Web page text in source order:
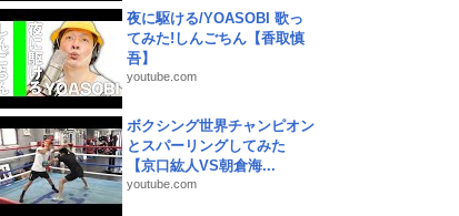
夜に駆ける/YOASOBI 歌っ
てみた!しんごちん【香取慎
吾】
youtube.com
ボクシング世界チャンピオン
とスパーリングしてみた
【京口紘人VS朝倉海...
youtube.com